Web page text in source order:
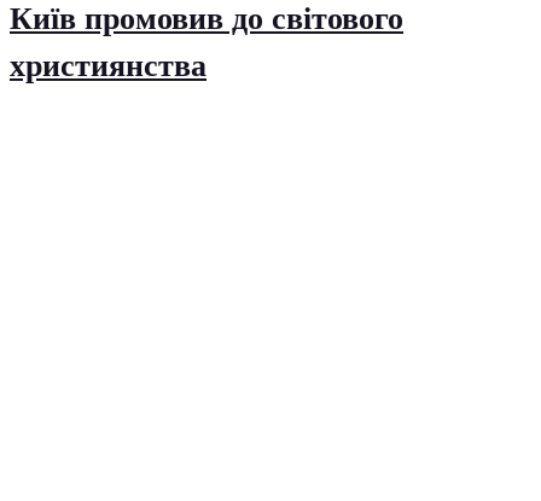
Київ промовив до світового
християнства